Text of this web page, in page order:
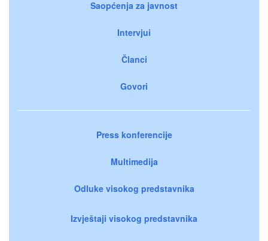
Saopćenja za javnost
Intervjui
Članci
Govori
Press konferencije
Multimedija
Odluke visokog predstavnika
Izvještaji visokog predstavnika